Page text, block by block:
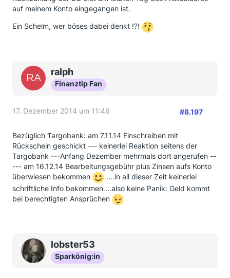
auf meinem Konto eingegangen ist.
Ein Schelm, wer böses dabei denkt !?!
ralph
Finanztip Fan
17. Dezember 2014 um 11:46 #8.197
Bezüglich Targobank: am 7.11.14 Einschreiben mit
Rückschein geschickt --- keinerlei Reaktion seitens der
Targobank ---Anfang Dezember mehrmals dort angerufen --
--- am 16.12.14 Bearbeitungsgebühr plus Zinsen aufs Konto
überwiesen bekommen
....in all dieser Zeit keinerlei
schriftliche Info bekommen....also keine Panik: Geld kommt
bei berechtigten Ansprüchen
lobster53
Sparkönig:in